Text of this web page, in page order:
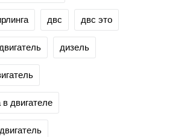
двс двс это
дизель
двигателе